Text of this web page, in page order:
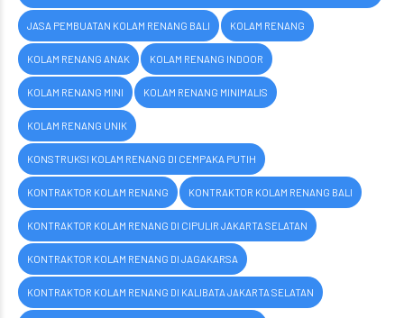
JASA PEMBUATAN KOLAM RENANG BALI KOLAM RENANG
KOLAM RENANG ANAK KOLAM RENANG INDOOR
KOLAM RENANG MINI KOLAM RENANG MINIMALIS
KOLAM RENANG UNIK
KONSTRUKSI KOLAM RENANG DI CEMPAKA PUTIH
KONTRAKTOR KOLAM RENANG KONTRAKTOR KOLAM RENANG BALI
KONTRAKTOR KOLAM RENANG DI CIPULIR JAKARTA SELATAN
KONTRAKTOR KOLAM RENANG DI JAGAKARSA
KONTRAKTOR KOLAM RENANG DI KALIBATA JAKARTA SELATAN